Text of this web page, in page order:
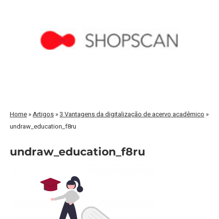
Home »Artigos »3 Vantagens da digitalização de acervo acadêmico »
undraw_education_f8ru
undraw_education_f8ru